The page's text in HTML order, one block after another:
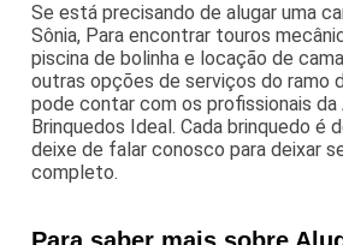
Se está precisando de alugar uma
Sônia, Para encontrar touros
piscina de bolinha e locação de
outras opções de serviços do ramo
pode contar com os profissionais da
Brinquedos Ideal. Cada brinquedo é
deixe de falar conosco para deixar
completo.